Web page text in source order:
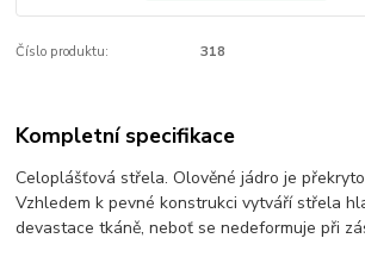
Číslo produktu: 318
Kompletní specifikace
Celoplášťová střela. Olověné jádro je
Vzhledem k pevné konstrukci vytváří střela
devastace tkáně, neboť se nedeformuje při